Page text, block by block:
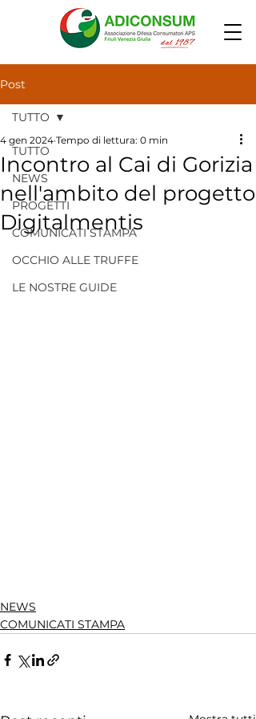
Post
TUTTO
NEWS
PROGETTI
COMUNICATI STAMPA
OCCHIO ALLE TRUFFE
LE NOSTRE GUIDE
TUTTO
Incontro al Cai di Gorizia
nell'ambito del progetto
Digitalmentis
4 gen 2024 Tempo di lettura: 0 min
NEWS
COMUNICATI STAMPA